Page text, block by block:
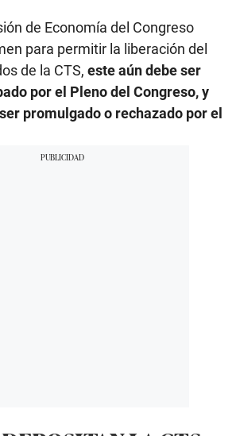
de Economía del Congreso
para permitir la liberación del
de la CTS, este aún debe ser
por el Pleno del Congreso, y
promulgado o rechazado por el